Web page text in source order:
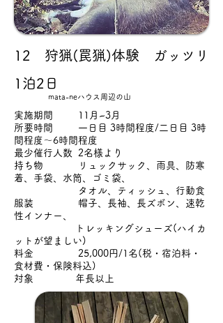
12 狩猟(罠猟)体験 ガッツリ
1泊2日
mata-neハウス周辺の山
実施期間 11月~3月
所要時間 一日目 3時間程度/二日目 3時
間程度～6時間程度
最少催行人数 2名様より
持ち物 リュックサック、雨具、防寒
着、手袋、水筒、ゴミ袋、
タオル、ティッシュ、行動食
服装 帽子、長袖、長ズボン、速乾
性インナー、
トレッキングシューズ(ハイカ
ットが望ましい)
料金 25,000円/1名(税・宿泊料・
食材費・保険料込)
対象 年長以上